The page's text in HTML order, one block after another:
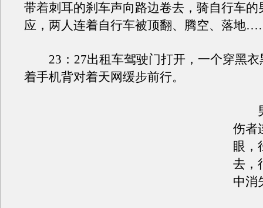
带着刺耳的刹车声向路边卷去，骑自行车的
应，两人连着自行车被顶翻、腾空、落地
23：27出租车驾驶门打开，一个穿黑衣
着手机背对着天网缓步前行。
男
伤者
眼，
去，
中消